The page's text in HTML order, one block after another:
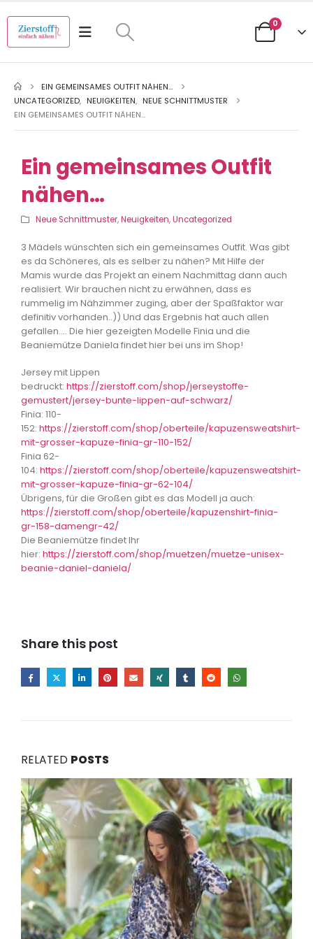
0
EIN GEMEINSAMES OUTFIT NÄHEN…
UNCATEGORIZED, NEUIGKEITEN, NEUE SCHNITTMUSTER
EIN GEMEINSAMES OUTFIT NÄHEN…
Ein gemeinsames Outfit
nähen…
Neue Schnittmuster,Neuigkeiten,Uncategorized
3 Mädels wünschten sich ein gemeinsames Outfit. Was gibt
es da Schöneres, als es selber zu nähen? Mit Hilfe der
Mamis wurde das Projekt an einem Nachmittag dann auch
realisiert. Wir brauchen nicht zu erwähnen, dass es
rummelig im Nähzimmer zuging, aber der Spaßfaktor war
definitiv vorhanden..)) Und das Ergebnis hat auch allen
gefallen…. Die hier gezeigten Modelle Finia und die
Beaniemütze Daniela findet hier bei uns im Shop!
Jersey mit Lippen
bedruckt: https://zierstoff.com/shop/jerseystoffe-
gemustert/jersey-bunte-lippen-auf-schwarz/
Finia: 110-
152: https://zierstoff.com/shop/oberteile/kapuzensweatshirt-
mit-grosser-kapuze-finia-gr-110-152/
Finia 62-
104: https://zierstoff.com/shop/oberteile/kapuzensweatshirt-
mit-grosser-kapuze-finia-gr-62-104/
Übrigens, für die Großen gibt es das Modell ja auch:
https://zierstoff.com/shop/oberteile/kapuzenshirt-finia-
gr-158-damengr-42/
Die Beaniemütze findet Ihr
hier: https://zierstoff.com/shop/muetzen/muetze-unisex-
beanie-daniel-daniela/
Share this post
RELATED POSTS